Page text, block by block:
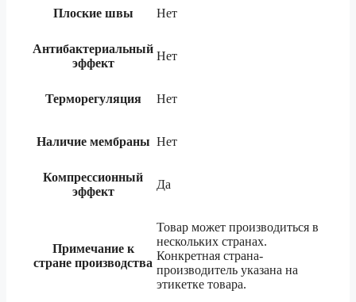
Плоские швы Нет
Антибактериальный
эффект
Нет
Терморегуляция Нет
Наличие мембраны Нет
Компрессионный
эффект
Да
Примечание к
стране производства
Товар может производиться в
нескольких странах.
Конкретная страна-
производитель указана на
этикетке товара.